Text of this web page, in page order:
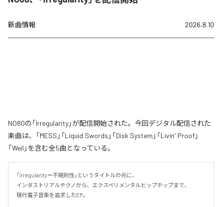
新曲情報 2026.8.10
NO80の「Irregularity」が配信開始された。今回デジタル配信された
楽曲は、「MESS」「Liquid Swords」「Disk System」「Livin' Proof」
「Weil」を含む全5曲となっている。
「Irregularity＝不規則性」というタイトルの元に、
インダストリアルテクノから、エクスペリメンタルヒップホップまで、
現代電子音楽を追求したEP。